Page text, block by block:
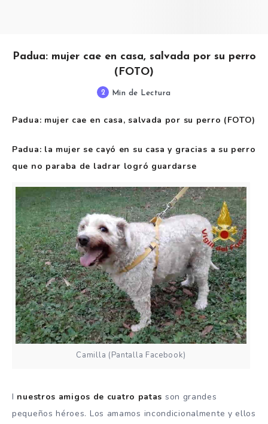
Padua: mujer cae en casa, salvada por su perro
(FOTO)
2 Min de Lectura
Padua: mujer cae en casa, salvada por su perro (FOTO)
Padua: la mujer se cayó en su casa y gracias a su perro
que no paraba de ladrar logró guardarse
Camilla (Pantalla Facebook)
I nuestros amigos de cuatro patas son grandes
pequeños héroes. Los amamos incondicionalmente y ellos